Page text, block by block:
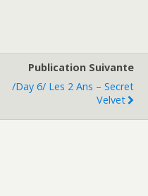
Publication Suivante
/Day 6/ Les 2 Ans – Secret
Velvet